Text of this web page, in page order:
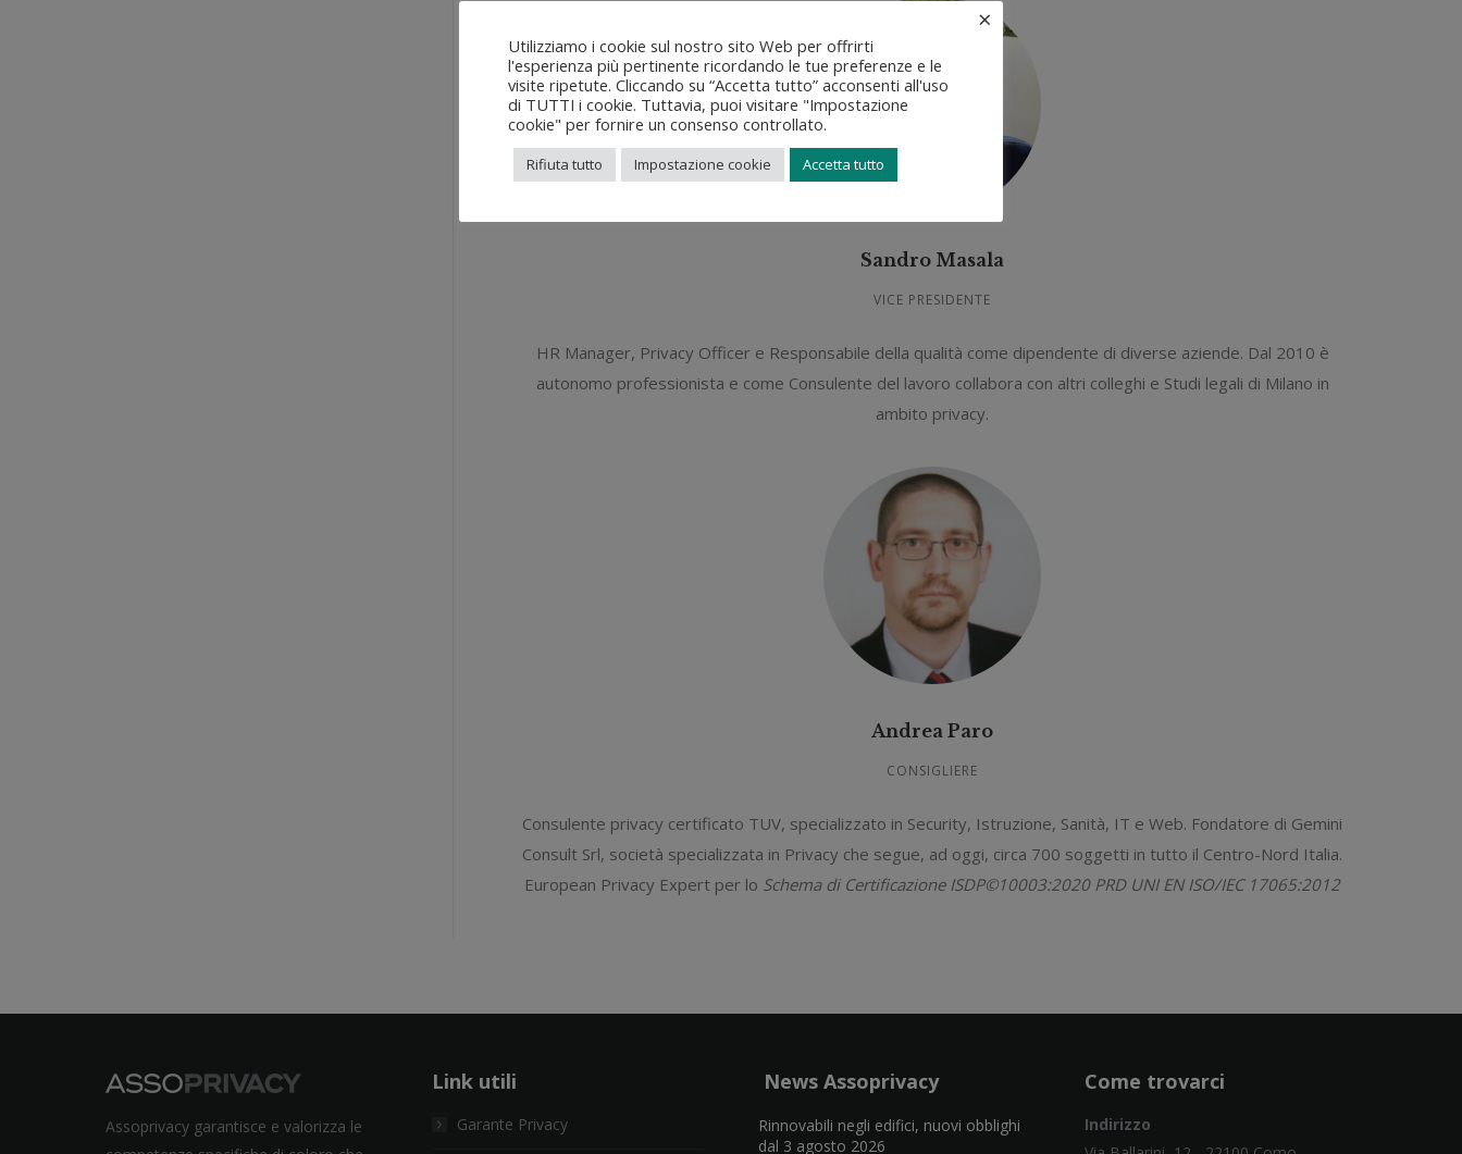
Sandro Masala
VICE PRESIDENTE
HR Manager, Privacy Officer e Responsabile della qualità come dipendente di diverse aziende. Dal 2010 è
autonomo professionista e come Consulente del lavoro collabora con altri colleghi e Studi legali di Milano in
ambito privacy.
Andrea Paro
CONSIGLIERE
Consulente privacy certificato TUV, specializzato in Security, Istruzione, Sanità, IT e Web. Fondatore di Gemini
Consult Srl, società specializzata in Privacy che segue, ad oggi, circa 700 soggetti in tutto il Centro-Nord Italia.
European Privacy Expert per lo Schema di Certificazione ISDP©10003:2020 PRD UNI EN ISO/IEC 17065:2012
Assoprivacy garantisce e valorizza le
Link utili
Garante Privacy
News Assoprivacy
Rinnovabili negli edifici, nuovi obblighi
dal 3 agosto 2026
Come trovarci
Indirizzo
Utilizziamo i cookie sul nostro sito Web per offrirti
l'esperienza più pertinente ricordando le tue preferenze e le
visite ripetute. Cliccando su “Accetta tutto” acconsenti all'uso
di TUTTI i cookie. Tuttavia, puoi visitare "Impostazione
cookie" per fornire un consenso controllato.
Rifiuta tutto Impostazione cookie Accetta tutto
×